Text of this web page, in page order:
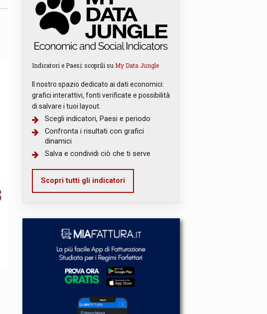
Indicatori e Paesi: scoprili su My Data Jungle
Il nostro spazio dedicato ai dati economici:
grafici interattivi, fonti verificate e possibilità
di salvare i tuoi layout.
Scegli indicatori, Paesi e periodo
Confronta i risultati con grafici
dinamici
Salva e condividi ciò che ti serve
Scopri tutti gli indicatori